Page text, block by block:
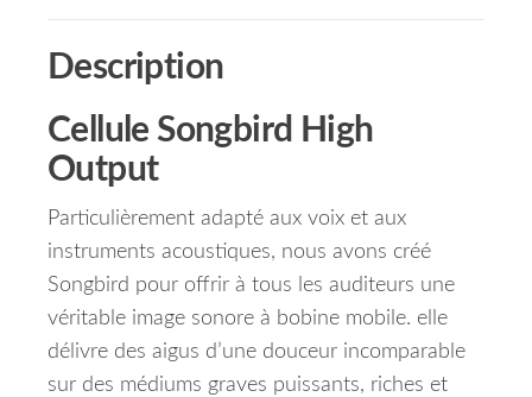
Description
Cellule Songbird High
Output
Particulièrement adapté aux voix et aux
instruments acoustiques, nous avons créé
Songbird pour offrir à tous les auditeurs une
véritable image sonore à bobine mobile. elle
délivre des aigus d’une douceur incomparable
sur des médiums graves puissants, riches et